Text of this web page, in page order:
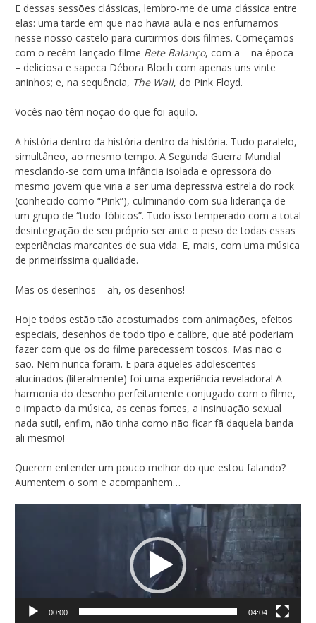
E dessas sessões clássicas, lembro-me de uma clássica entre
elas: uma tarde em que não havia aula e nos enfurnamos
nesse nosso castelo para curtirmos dois filmes. Começamos
com o recém-lançado filme Bete Balanço, com a – na época
– deliciosa e sapeca Débora Bloch com apenas uns vinte
aninhos; e, na sequência, The Wall, do Pink Floyd.
Vocês não têm noção do que foi aquilo.
A história dentro da história dentro da história. Tudo paralelo,
simultâneo, ao mesmo tempo. A Segunda Guerra Mundial
mesclando-se com uma infância isolada e opressora do
mesmo jovem que viria a ser uma depressiva estrela do rock
(conhecido como “Pink”), culminando com sua liderança de
um grupo de “tudo-fóbicos”. Tudo isso temperado com a total
desintegração de seu próprio ser ante o peso de todas essas
experiências marcantes de sua vida. E, mais, com uma música
de primeiríssima qualidade.
Mas os desenhos – ah, os desenhos!
Hoje todos estão tão acostumados com animações, efeitos
especiais, desenhos de todo tipo e calibre, que até poderiam
fazer com que os do filme parecessem toscos. Mas não o
são. Nem nunca foram. E para aqueles adolescentes
alucinados (literalmente) foi uma experiência reveladora! A
harmonia do desenho perfeitamente conjugado com o filme,
o impacto da música, as cenas fortes, a insinuação sexual
nada sutil, enfim, não tinha como não ficar fã daquela banda
ali mesmo!
Querem entender um pouco melhor do que estou falando?
Aumentem o som e acompanhem…
Tocador
de
vídeo
00:00 04:04